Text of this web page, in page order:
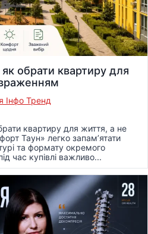
обрати квартиру для
Інфо Тренд
квартиру для життя, а не
Таун» легко запам’ятати
та формату окремого
час купівлі важливо...